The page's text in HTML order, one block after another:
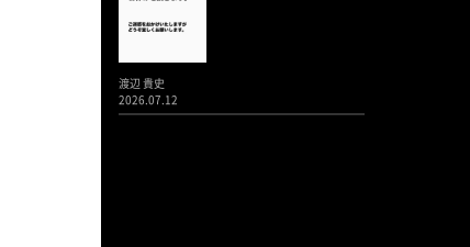
渡辺 貴史
2026.07.12